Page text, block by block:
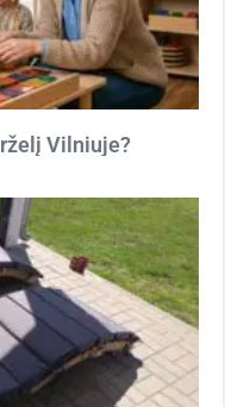
Vilniuje?